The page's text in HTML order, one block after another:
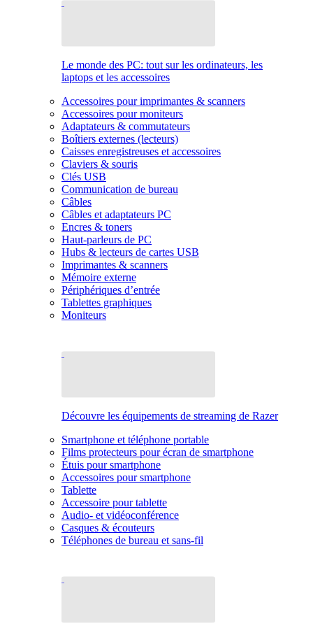
Le monde des PC: tout sur les ordinateurs, les
laptops et les accessoires
Accessoires pour imprimantes & scanners
Accessoires pour moniteurs
Adaptateurs & commutateurs
Boîtiers externes (lecteurs)
Caisses enregistreuses et accessoires
Claviers & souris
Clés USB
Communication de bureau
Câbles
Câbles et adaptateurs PC
Encres & toners
Haut-parleurs de PC
Hubs & lecteurs de cartes USB
Imprimantes & scanners
Mémoire externe
Périphériques d’entrée
Tablettes graphiques
Moniteurs
Découvre les équipements de streaming de Razer
Smartphone et téléphone portable
Films protecteurs pour écran de smartphone
Étuis pour smartphone
Accessoires pour smartphone
Tablette
Accessoire pour tablette
Audio- et vidéoconférence
Casques & écouteurs
Téléphones de bureau et sans-fil